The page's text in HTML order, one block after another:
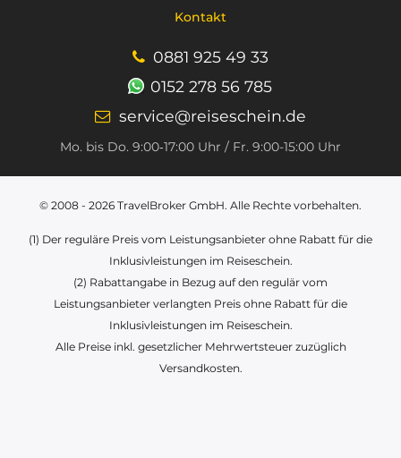
Kontakt
0881 925 49 33
0152 278 56 785
service@reiseschein.de
Mo. bis Do. 9:00‑17:00 Uhr / Fr. 9:00-15:00 Uhr
© 2008 - 2026 TravelBroker GmbH. Alle Rechte vorbehalten.
(1) Der reguläre Preis vom Leistungsanbieter ohne Rabatt für die
Inklusivleistungen im Reiseschein.
(2) Rabattangabe in Bezug auf den regulär vom
Leistungsanbieter verlangten Preis ohne Rabatt für die
Inklusivleistungen im Reiseschein.
Alle Preise inkl. gesetzlicher Mehrwertsteuer zuzüglich
Versandkosten.